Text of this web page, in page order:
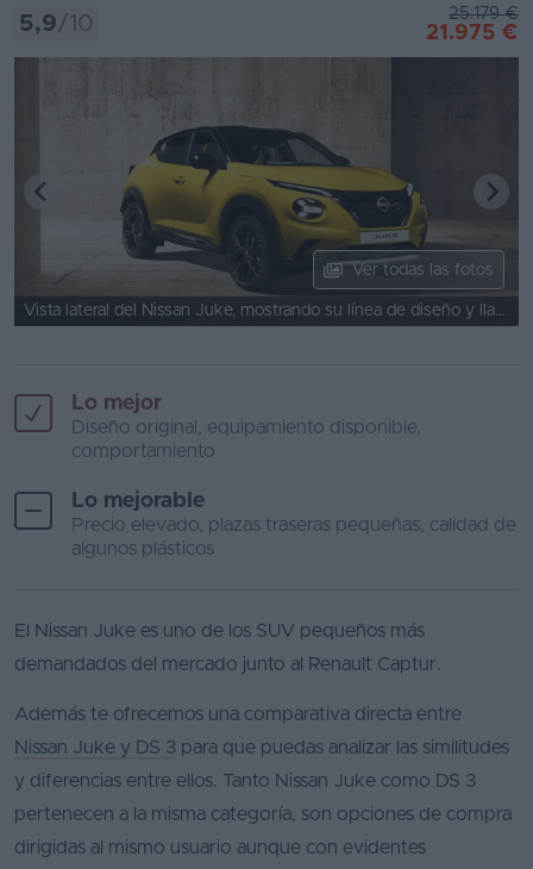
5,9/10 25.179 €
21.975 €
Ver todas las fotos
Vista lateral del Nissan Juke, mostrando su línea de diseño y llantas.
Lo mejor
Diseño original, equipamiento disponible,
comportamiento
Lo mejorable
Precio elevado, plazas traseras pequeñas, calidad de
algunos plásticos
El Nissan Juke es uno de los SUV pequeños más
demandados del mercado junto al Renault Captur.
Además te ofrecemos una comparativa directa entre
Nissan Juke y DS 3 para que puedas analizar las similitudes
y diferencias entre ellos. Tanto Nissan Juke como DS 3
pertenecen a la misma categoría, son opciones de compra
dirigidas al mismo usuario aunque con evidentes